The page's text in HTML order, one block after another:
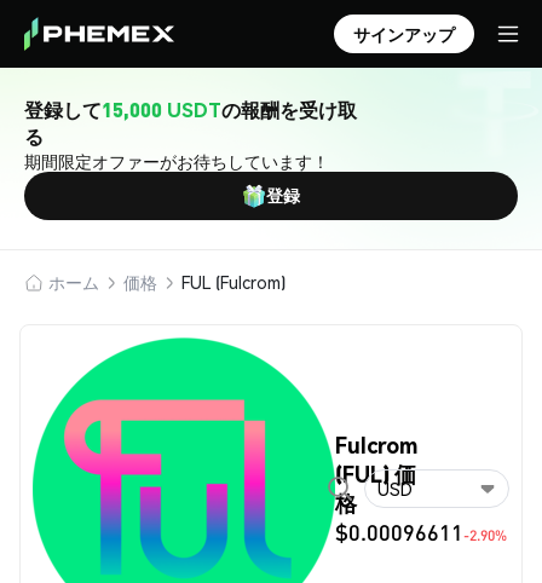
サインアップ
登録して15,000 USDTの報酬を受け取
る
期間限定オファーがお待ちしています！
登録
ホーム 価格 FUL (Fulcrom)
Fulcrom
(FUL) 価
格
$0.00096611 -2.90%
USD